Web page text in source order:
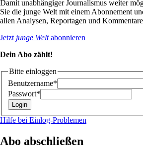
Damit unabhängiger Journalismus weiter
Sie die junge Welt mit einem Abonnement
allen Analysen, Reportagen und
Jetzt junge Weltabonnieren
Dein Abo zählt!
Bitte einloggen
Benutzername*
Passwort*
Hilfe bei Einlog-Problemen
Abo abschließen